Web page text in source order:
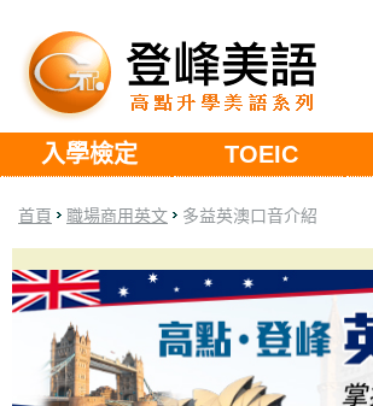
入學檢定 TOEIC
首頁 職場商用英文 多益英澳口音介紹